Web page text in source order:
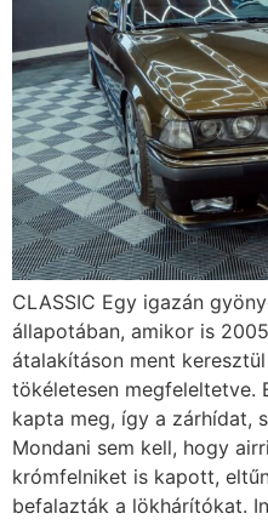
CLASSIC Egy igazán
állapotában, amikor is
átalakításon ment
tökéletesen megfeleltetve.
kapta meg, így a zárhídat,
Mondani sem kell, hogy
krómfelniket is kapott,
befalazták a lökhárítókat.